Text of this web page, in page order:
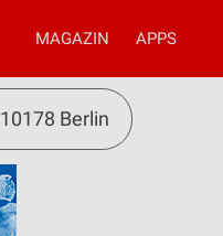
MAGAZIN APPS
10178 Berlin